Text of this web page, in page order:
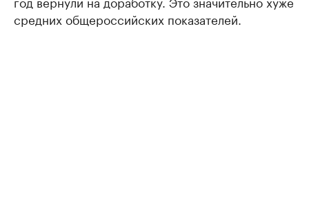
средних общероссийских показателей.